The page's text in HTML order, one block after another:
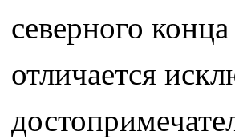
северного
отличается